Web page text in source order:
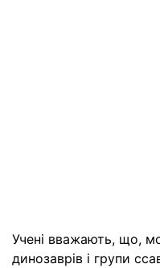
Учені вважають, що,
динозаврів і групи